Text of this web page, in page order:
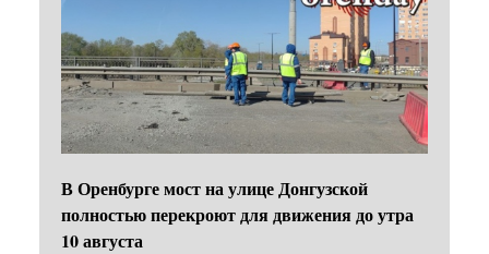
В Оренбурге мост на улице Донгузской
полностью перекроют для движения до утра
10 августа